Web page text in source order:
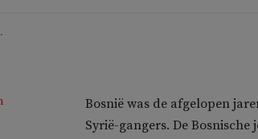
Bosnië was de afgelopen
Syrië-gangers. De